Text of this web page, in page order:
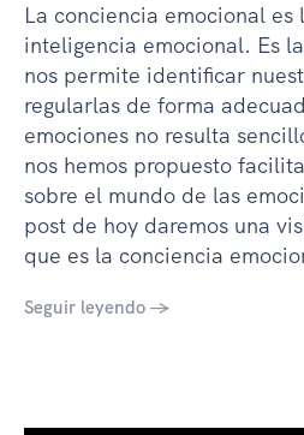
La conciencia emocional es
inteligencia emocional. Es
nos permite identificar
regularlas de forma
emociones no resulta
nos hemos propuesto
sobre el mundo de las
post de hoy daremos una
que es la conciencia
Seguir leyendo →